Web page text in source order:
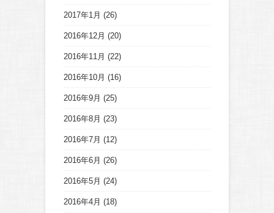
2017年1月 (26)
2016年12月 (20)
2016年11月 (22)
2016年10月 (16)
2016年9月 (25)
2016年8月 (23)
2016年7月 (12)
2016年6月 (26)
2016年5月 (24)
2016年4月 (18)